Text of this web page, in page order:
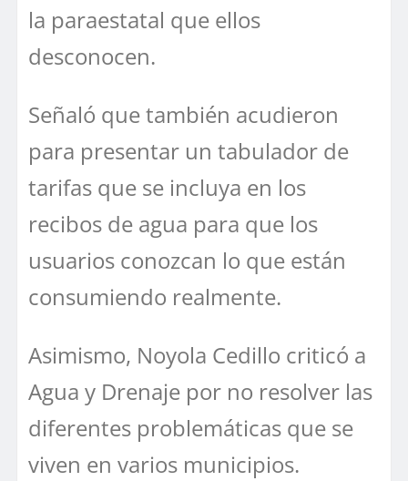
la paraestatal que ellos
desconocen.
Señaló que también acudieron
para presentar un tabulador de
tarifas que se incluya en los
recibos de agua para que los
usuarios conozcan lo que están
consumiendo realmente.
Asimismo, Noyola Cedillo criticó a
Agua y Drenaje por no resolver las
diferentes problemáticas que se
viven en varios municipios.